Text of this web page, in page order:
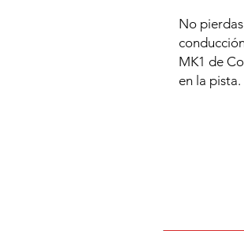
No
MK1 de
en la pista.